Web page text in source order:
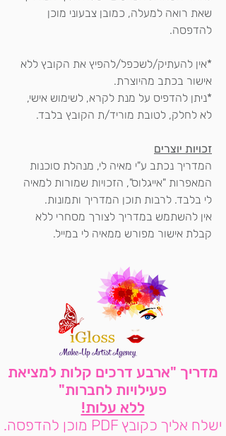
שאת רואה למעלה, כמובן צבעוני מוכן
להדפסה.
*אין להעתיק/לשכפל/להפיץ את הקובץ ללא
אישור בכתב מהיוצרת.
*ניתן להדפיס על מנת לקרא, לשימוש אישי,
לא לחלק, לטובת מוריד/ת הקובץ בלבד.
זכויות יוצרים
המדריך נכתב ע"י מאיה לי, מנהלת סוכנות
המאפרות "אייגלוס", הזכויות שמורות למאיה
לי בלבד. לרבות תוכן המדריך ותמונות.
אין להשתמש במדריך לצורך מסחרי ללא
קבלת אישור מפורש ממאיה לי במייל.
מדריך "ארבע דרכים קלות למציאת
פעילויות לחברות"
ללא עלות!
ישלח אליך כקובץ PDF מוכן להדפסה.